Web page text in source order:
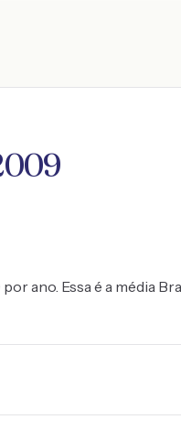
ano. Essa é a média